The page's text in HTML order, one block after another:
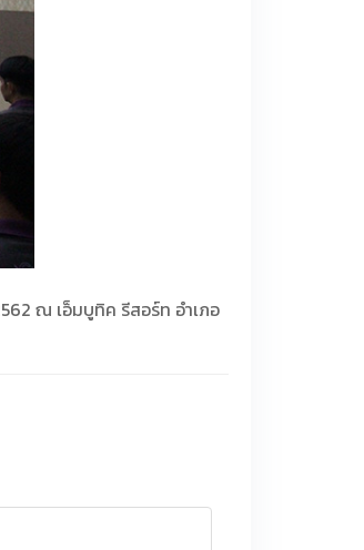
ณ เอ็มบูทิค รีสอร์ท อำเภอ